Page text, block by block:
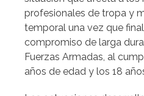
profesionales de tropa y
temporal una vez que
compromiso de larga
Fuerzas Armadas, al
años de edad y los 18